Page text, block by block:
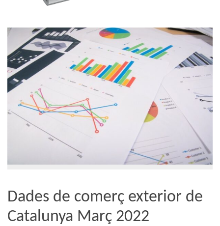
Dades de comerç exterior de
Catalunya Març 2022